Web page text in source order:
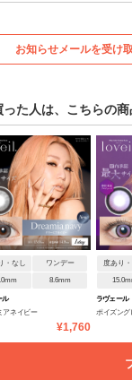
お知らせメールを受け
た人は、こちらの
・なし ワンデー
8.6mm
ル
アネイビー
¥1,760
度あり・
ラヴェール
ポイズング